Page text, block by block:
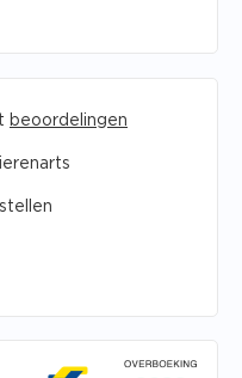
beoordelingen